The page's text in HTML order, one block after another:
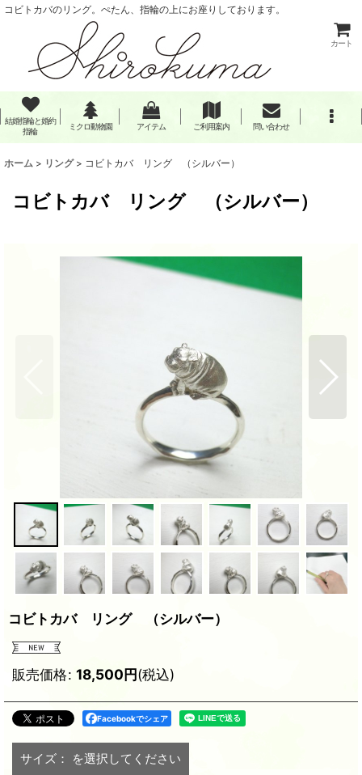
コビトカバのリング。ぺたん、指輪の上にお座りしております。
カート
結婚指輪と婚約
指輪
ミクロ動物園 アイテム ご利用案内 問い合わせ
ホーム > リング > コビトカバ リング （シルバー）
コビトカバ リング （シルバー）
コビトカバ リング （シルバー）
販売価格: 18,500円(税込)
Facebookでシェア
サイズ： を選択してください